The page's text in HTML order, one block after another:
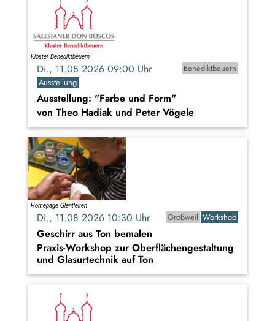
Di., 11.08.2026 09:00 Uhr
Benediktbeuern
Ausstellung
Ausstellung: "Farbe und Form"
von Theo Hadiak und Peter Vögele
Di., 11.08.2026 10:30 Uhr Großweil Workshop
Geschirr aus Ton bemalen
Praxis-Workshop zur Oberflächengestaltung
und Glasurtechnik auf Ton